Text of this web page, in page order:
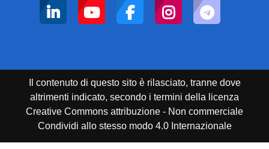
Il contenuto di questo sito è rilasciato, tranne dove
altrimenti indicato, secondo i termini della licenza
Creative Commons attribuzione - Non commerciale
Condividi allo stesso modo 4.0 Internazionale